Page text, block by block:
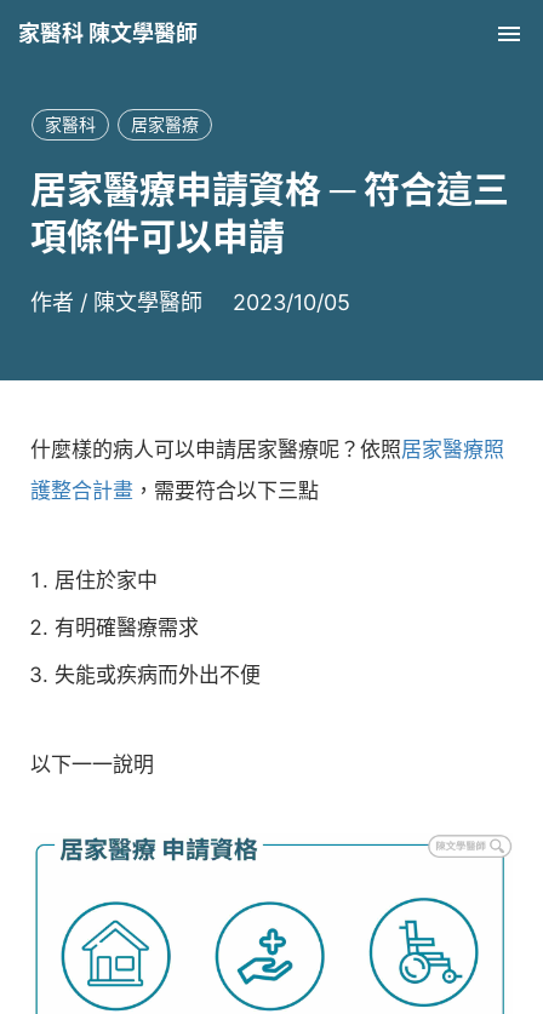
家醫科 陳文學醫師
家醫科 居家醫療
居家醫療申請資格 ─ 符合這三
項條件可以申請
作者 / 陳文學醫師 2023/10/05
什麼樣的病人可以申請居家醫療呢？依照居家醫療照
護整合計畫 ，需要符合以下三點
居住於家中
有明確醫療需求
失能或疾病而外出不便
以下一一說明